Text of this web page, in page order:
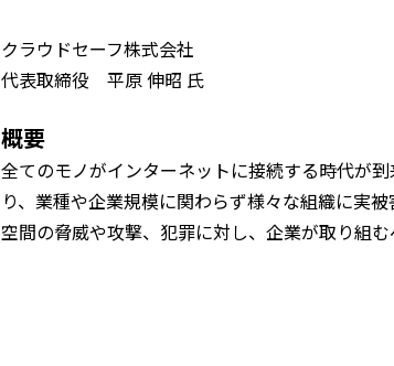
クラウドセーフ株式会社
代表取締役 平原 伸昭 氏
概要
全てのモノがインターネットに接続する時代が
り、業種や企業規模に関わらず様々な組織に実
空間の脅威や攻撃、犯罪に対し、企業が取り組